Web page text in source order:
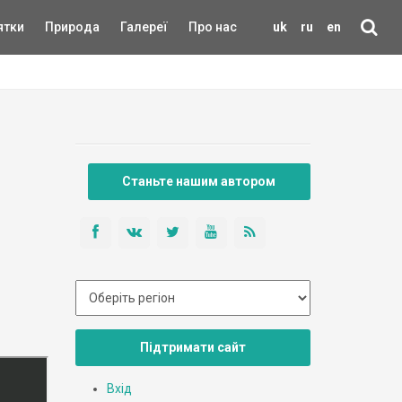
uk ru en
Природа Галереї Про нас
Станьте нашим автором
Підтримати сайт
Вхід